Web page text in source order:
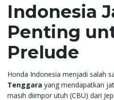
Indonesia
Penting
Prelude
Honda Indonesia menjadi salah
Tenggara yang mendapatkan
masih diimpor utuh (CBU) dari